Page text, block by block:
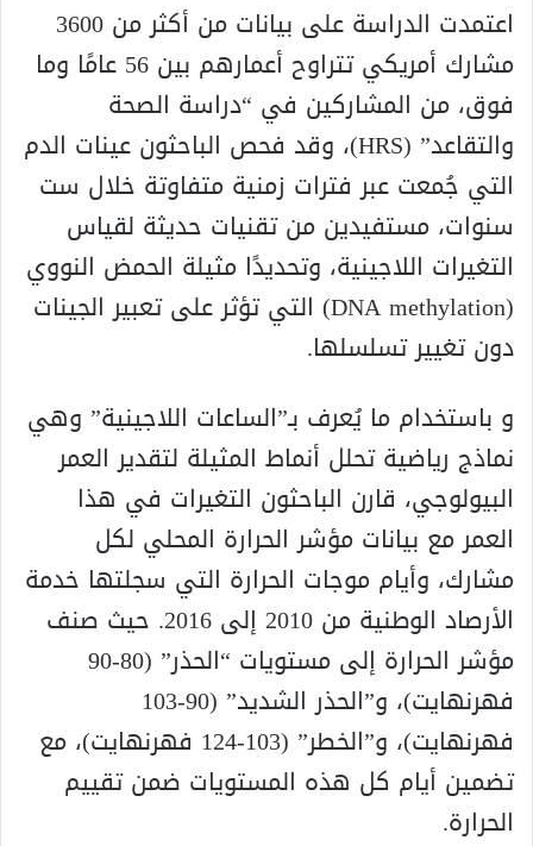
اعتمدت الدراسة على بيانات من أكثر من 3600
مشارك أمريكي تتراوح أعمارهم بين 56 عامًا وما
فوق، من المشاركين في “دراسة الصحة
والتقاعد” (HRS)، وقد فحص الباحثون عينات الدم
التي جُمعت عبر فترات زمنية متفاوتة خلال ست
سنوات، مستفيدين من تقنيات حديثة لقياس
التغيرات اللاجينية، وتحديدًا مثيلة الحمض النووي
(DNA methylation) التي تؤثر على تعبير الجينات
دون تغيير تسلسلها.
و باستخدام ما يُعرف بـ”الساعات اللاجينية” وهي
نماذج رياضية تحلل أنماط المثيلة لتقدير العمر
البيولوجي، قارن الباحثون التغيرات في هذا
العمر مع بيانات مؤشر الحرارة المحلي لكل
مشارك، وأيام موجات الحرارة التي سجلتها خدمة
الأرصاد الوطنية من 2010 إلى 2016. حيث صنف
مؤشر الحرارة إلى مستويات “الحذر” (80-90
فهرنهايت)، و”الحذر الشديد” (90-103
فهرنهايت)، و”الخطر” (103-124 فهرنهايت)، مع
تضمين أيام كل هذه المستويات ضمن تقييم
الحرارة.